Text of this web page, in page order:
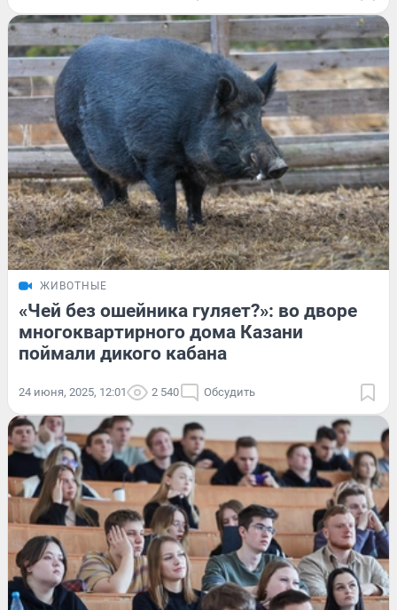
ЖИВОТНЫЕ
«Чей без ошейника гуляет?»: во дворе
многоквартирного дома Казани
поймали дикого кабана
24 июня, 2025, 12:01 2 540 Обсудить